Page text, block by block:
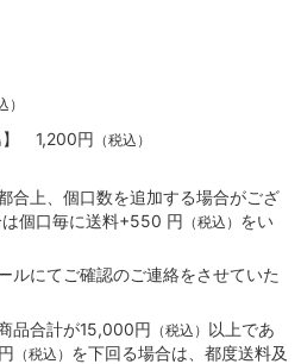
）
】 1,200円 （税込）
合上、個口数を追加する場合がござ
個口毎に送料+550 円 （税込） をい
ルにてご確認のご連絡をさせていた
品合計が15,000円 （税込） 以上であ
（税込） を下回る場合は、都度送料及